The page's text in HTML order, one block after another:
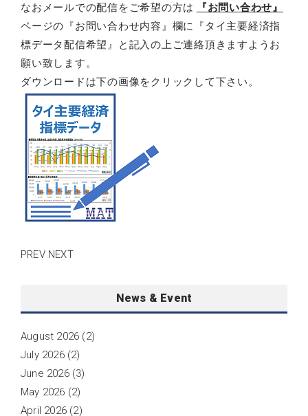
なおメールでの配信をご希望の方は
『お問い合わせ』
ページの『お問い合わせ内容』欄に『タイ主要経済指
標データ配信希望』と記入の上ご連絡頂きますようお
願い致します。
ダウンロードは下の画像をクリックして下さい。
PREV NEXT
News & Event
August 2026 (2)
July 2026(2)
June 2026(3)
May 2026 (2)
April 2026 (2)